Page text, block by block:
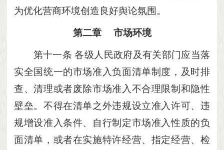
为优化营商环境创造良好舆论氛围。
第二章 市场环境
第十一条 各级人民政府及有关部门应当落
实全国统一的市场准入负面清单制度，及时排
查、清理或者废除市场准入不合理限制和隐性
壁垒。不得在清单之外违规设立准入许可、违
规增设准入条件、自行制定市场准入性质的负
面清单，或者在实施特许经营、指定经营、检